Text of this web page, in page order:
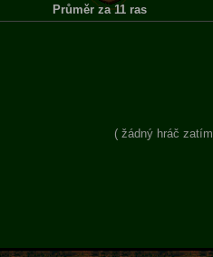
Průměr za 11 ras
( žádný hráč